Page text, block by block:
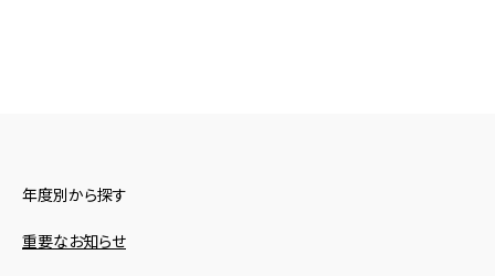
年度別から探す
重要なお知らせ